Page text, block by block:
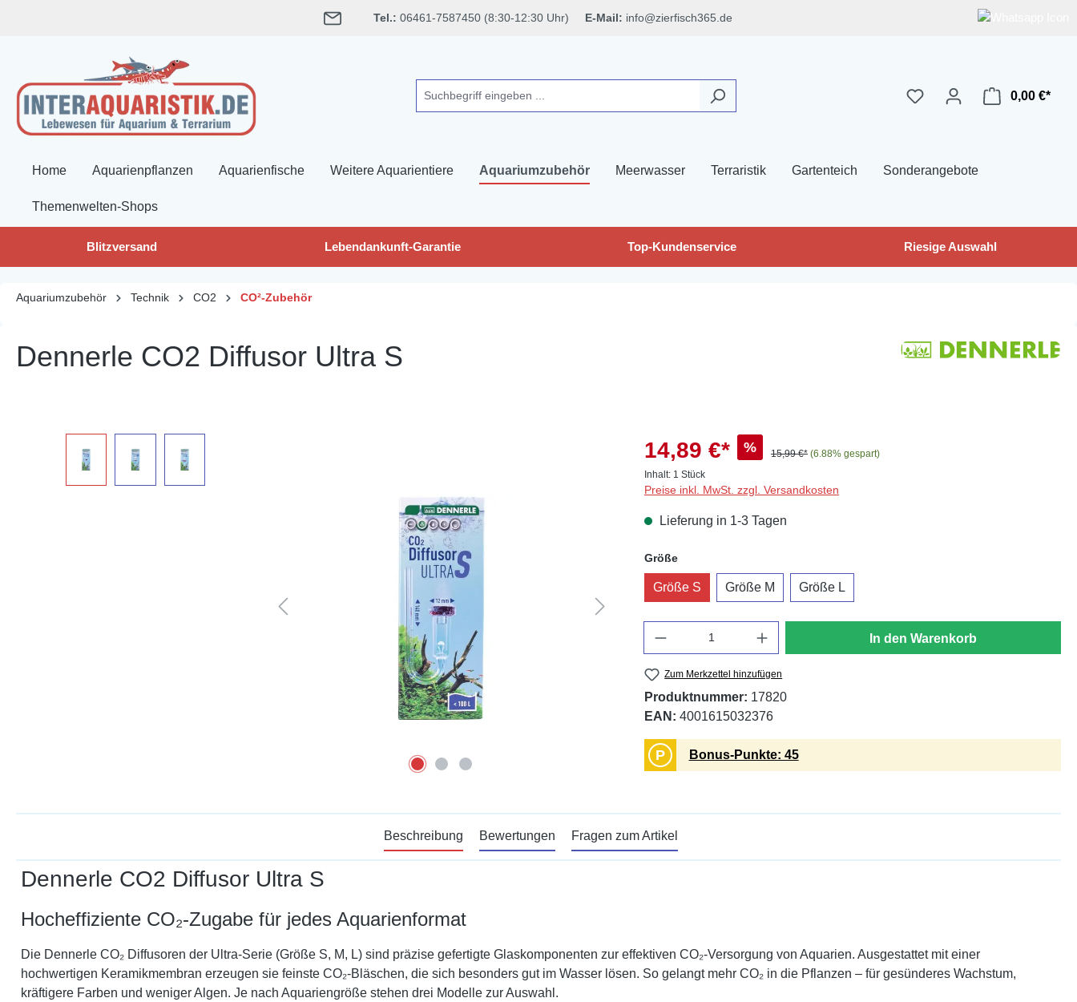
Tel.: 06461-7587450 (8:30-12:30 Uhr) E-Mail: info@zierfisch365.de
0,00 €*
Home Aquarienpflanzen Aquarienfische Weitere Aquarientiere Aquariumzubehör Meerwasser Terraristik Gartenteich Sonderangebote
Themenwelten-Shops
Blitzversand Lebendankunft-Garantie Top-Kundenservice Riesige Auswahl
Aquariumzubehör Technik CO2 CO²-Zubehör
Dennerle CO2 Diffusor Ultra S
14,89 €* % 15,99 €* (6.88% gespart)
Inhalt: 1 Stück
Preise inkl. MwSt. zzgl. Versandkosten
Lieferung in 1-3 Tagen
Größeauswählen
Größe S Größe M Größe L
In den Warenkorb
Zum Merkzettel hinzufügen
Produktnummer: 17820
EAN: 4001615032376
P Bonus-Punkte: 45
Beschreibung Bewertungen Fragen zum Artikel
Dennerle CO2 Diffusor Ultra S
Hocheffiziente CO₂-Zugabe für jedes Aquarienformat
Die Dennerle CO₂ Diffusoren der Ultra-Serie (Größe S, M, L) sind präzise gefertigte Glaskomponenten zur effektiven CO₂-Versorgung von Aquarien. Ausgestattet mit einer
hochwertigen Keramikmembran erzeugen sie feinste CO₂-Bläschen, die sich besonders gut im Wasser lösen. So gelangt mehr CO₂ in die Pflanzen – für gesünderes Wachstum,
kräftigere Farben und weniger Algen. Je nach Aquariengröße stehen drei Modelle zur Auswahl.